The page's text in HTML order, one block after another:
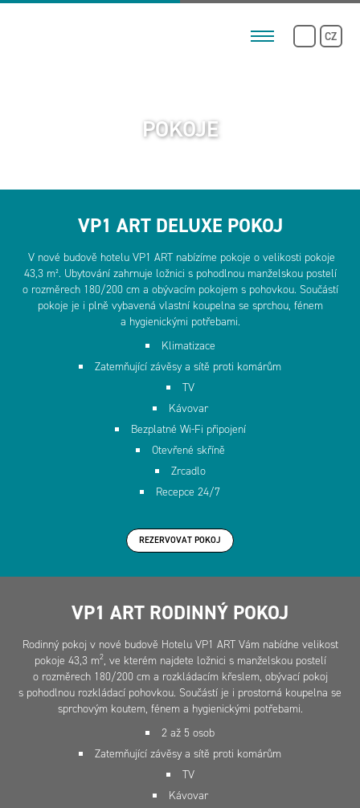
CZ
POKOJE
VP1 ART DELUXE POKOJ
V nové budově hotelu VP1 ART nabízíme pokoje o velikosti pokoje
43,3 m². Ubytování zahrnuje ložnici s pohodlnou manželskou postelí
o rozměrech 180/200 cm a obývacím pokojem s pohovkou. Součástí
pokoje je i plně vybavená vlastní koupelna se sprchou, fénem
a hygienickými potřebami.
Klimatizace
Zatemňující závěsy a sítě proti komárům
TV
Kávovar
Bezplatné Wi-Fi připojení
Otevřené skříně
Zrcadlo
Recepce 24/7
REZERVOVAT POKOJ
VP1 ART RODINNÝ POKOJ
Rodinný pokoj v nové budově Hotelu VP1 ART Vám nabídne velikost
pokoje 43,3 m2, ve kterém najdete ložnici s manželskou postelí
o rozměrech 180/200 cm a rozkládacím křeslem, obývací pokoj
s pohodlnou rozkládací pohovkou. Součástí je i prostorná koupelna se
sprchovým koutem, fénem a hygienickými potřebami.
2 až 5 osob
Zatemňující závěsy a sítě proti komárům
TV
Kávovar